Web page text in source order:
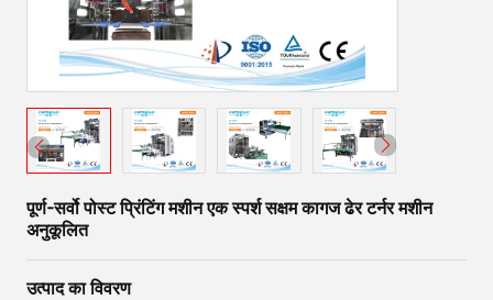
पूर्ण-सर्वो पोस्ट प्रिंटिंग मशीन एक स्पर्श सक्षम कागज ढेर टर्नर मशीन
अनुकूलित
उत्पाद का विवरण